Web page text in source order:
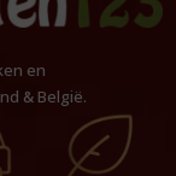
en
& België.